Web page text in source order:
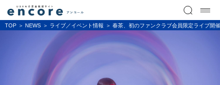
TOP NEWS ライブ／イベント情報 春茶、初のファンクラブ会員限定ライブ開